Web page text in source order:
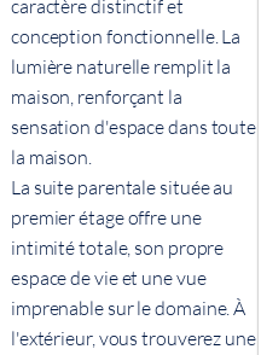
caractère distinctif et
conception fonctionnelle. La
lumière naturelle remplit la
maison, renforçant la
sensation d'espace dans toute
la maison.
La suite parentale située au
premier étage offre une
intimité totale, son propre
espace de vie et une vue
imprenable sur le domaine. À
l'extérieur, vous trouverez une